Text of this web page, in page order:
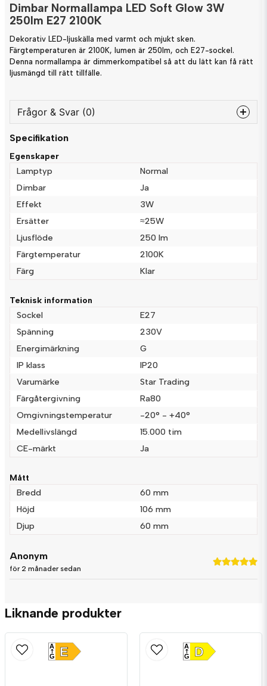
Dimbar Normallampa LED Soft Glow 3W
250lm E27 2100K
Dekorativ LED-ljuskälla med varmt och mjukt sken.
Färgtemperaturen är 2100K, lumen är 250lm, och E27-sockel.
Denna normallampa är dimmerkompatibel så att du lätt kan få rätt
ljusmängd till rätt tillfälle.
Frågor & Svar (0)
question
nameNamn
email
Mejladress
Ja, ni får publicera min fråga
Skicka fråga
Specifikation
Egenskaper
Lamptyp
Normal
Dimbar
Ja
Effekt
3W
Ersätter
≈25W
Ljusflöde
250 lm
Färgtemperatur
2100K
Färg
Klar
Teknisk information
Sockel
E27
Spänning
230V
Energimärkning
G
IP klass
IP20
Varumärke
Star Trading
Färgåtergivning
Ra80
Omgivningstemperatur
-20° - +40°
Medellivslängd
15.000 tim
CE-märkt
Ja
Mått
Bredd
60 mm
Höjd
106 mm
Djup
60 mm
Anonym
för 2 månader sedan
Liknande produkter
E
A
G D
A
G